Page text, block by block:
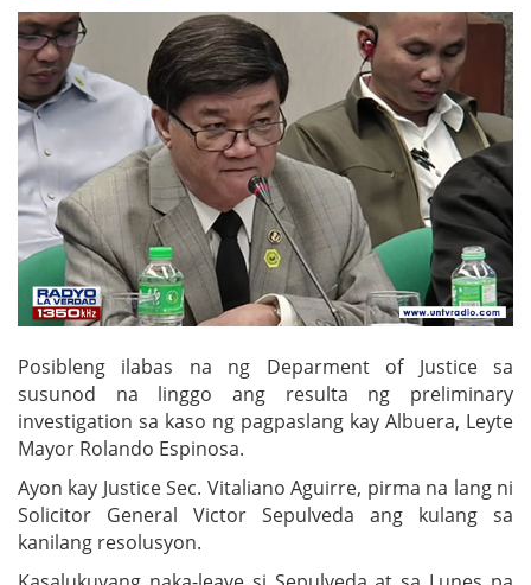
Posibleng ilabas na ng Deparment of Justice sa
susunod na linggo ang resulta ng preliminary
investigation sa kaso ng pagpaslang kay Albuera, Leyte
Mayor Rolando Espinosa.
Ayon kay Justice Sec. Vitaliano Aguirre, pirma na lang ni
Solicitor General Victor Sepulveda ang kulang sa
kanilang resolusyon.